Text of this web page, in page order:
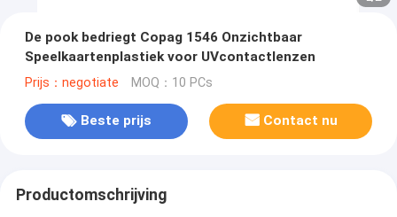
De pook bedriegt Copag 1546 Onzichtbaar
Speelkaartenplastiek voor UVcontactlenzen
Prijs：negotiate MOQ：10 PCs
Beste prijs Contact nu
Productomschrijving